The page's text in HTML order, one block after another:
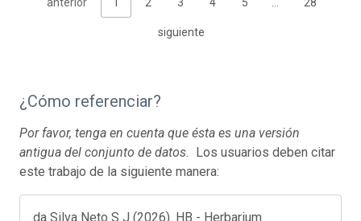
siguiente
¿Cómo referenciar?
Por favor, tenga en cuenta que ésta es una versión
antigua del conjunto de datos. Los usuarios deben citar
este trabajo de la siguiente manera:
da Silva Neto S J (2026). HB - Herbarium